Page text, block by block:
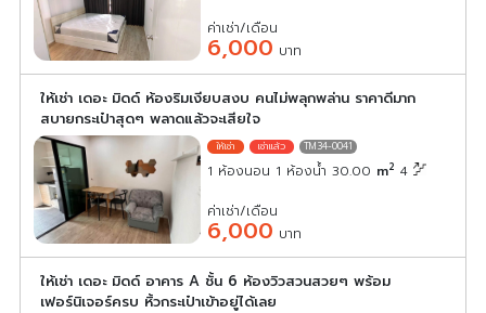
ค่าเช่า/เดือน
6,000 บาท
ให้เช่า เดอะ มิดด์ ห้องริมเงียบสงบ คนไม่พลุกพล่าน ราคาดีมาก
สบายกระเป๋าสุดๆ พลาดแล้วจะเสียใจ
TM34-0041
1 ห้องนอน 1 ห้องน้ำ 30.00 m2 4
ค่าเช่า/เดือน
6,000 บาท
ให้เช่า เดอะ มิดด์ อาคาร A ชั้น 6 ห้องวิวสวนสวยๆ พร้อม
เฟอร์นิเจอร์ครบ หิ้วกระเป๋าเข้าอยู่ได้เลย